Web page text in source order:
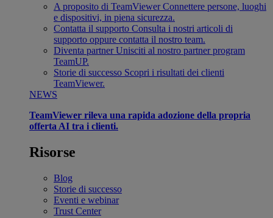
A proposito di TeamViewer Connettere persone, luoghi
e dispositivi, in piena sicurezza.
Contatta il supporto Consulta i nostri articoli di
supporto oppure contatta il nostro team.
Diventa partner Unisciti al nostro partner program
TeamUP.
Storie di successo Scopri i risultati dei clienti
TeamViewer.
NEWS
TeamViewer rileva una rapida adozione della propria
offerta AI tra i clienti.
Risorse
Blog
Storie di successo
Eventi e webinar
Trust Center